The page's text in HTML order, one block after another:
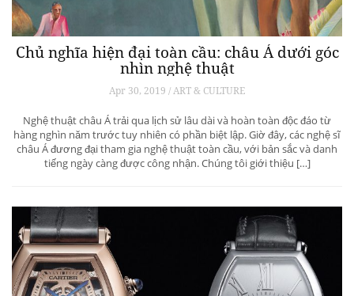
Chủ nghĩa hiện đại toàn cầu: châu Á dưới góc
nhìn nghệ thuật
Apr 30, 2019 / ART & CULTURE
Nghệ thuật châu Á trải qua lịch sử lâu dài và hoàn toàn độc đáo từ
hàng nghìn năm trước tuy nhiên có phần biệt lập. Giờ đây, các nghệ sĩ
châu Á đương đại tham gia nghệ thuật toàn cầu, với bản sắc và danh
tiếng ngày càng được công nhận. Chúng tôi giới thiệu […]